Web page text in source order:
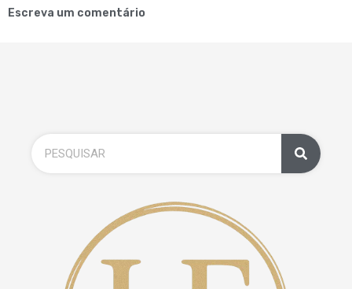
Escreva um comentário